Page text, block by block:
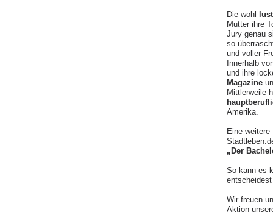
Die wohl
Mutter ihre
Jury genau
so
und voller
Innerhalb
und ihre
Magazine
Mittlerweile
Amerika.
Eine
„Der
So kann es
Wir freuen
Aktion